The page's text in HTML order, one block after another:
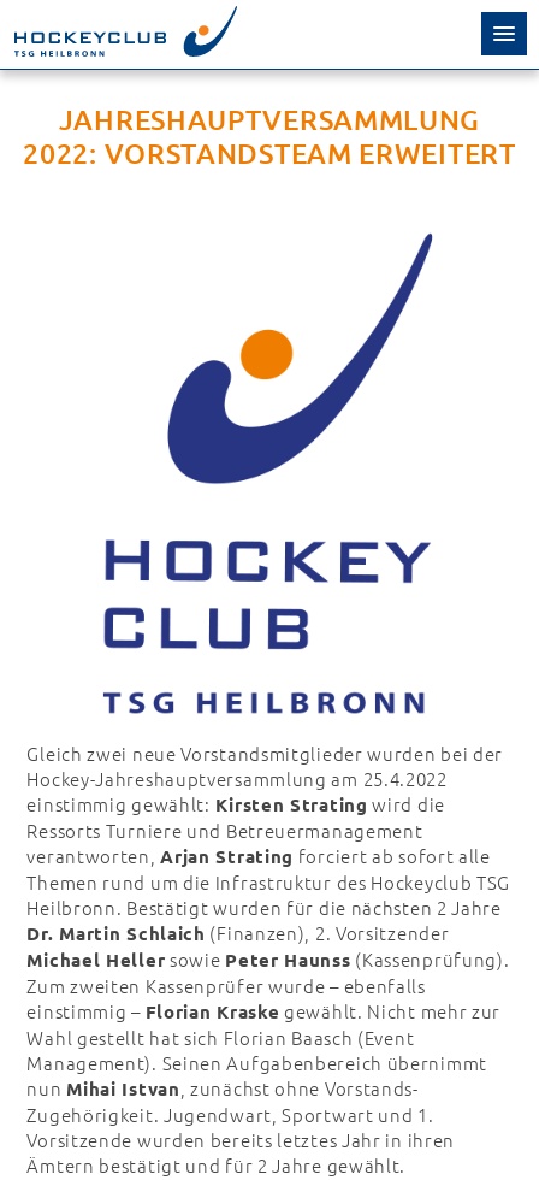
JAHRESHAUPTVERSAMMLUNG
2022: VORSTANDSTEAM ERWEITERT
Gleich zwei neue Vorstandsmitglieder wurden bei der
Hockey-Jahreshauptversammlung am 25.4.2022
einstimmig gewählt: Kirsten Strating wird die
Ressorts Turniere und Betreuermanagement
verantworten,Arjan Strating forciert ab sofort alle
Themen rund um die Infrastruktur des Hockeyclub TSG
Heilbronn. Bestätigt wurden für die nächsten 2 Jahre
Dr. Martin Schlaich (Finanzen), 2. Vorsitzender
Michael Heller sowie Peter Haunss (Kassenprüfung).
Zum zweiten Kassenprüfer wurde – ebenfalls
einstimmig – Florian Kraske gewählt. Nicht mehr zur
Wahl gestellt hat sich Florian Baasch (Event
Management). Seinen Aufgabenbereich übernimmt
nun Mihai Istvan , zunächst ohne Vorstands-
Zugehörigkeit. Jugendwart, Sportwart und 1.
Vorsitzende wurden bereits letztes Jahr in ihren
Ämtern bestätigt und für 2 Jahre gewählt.